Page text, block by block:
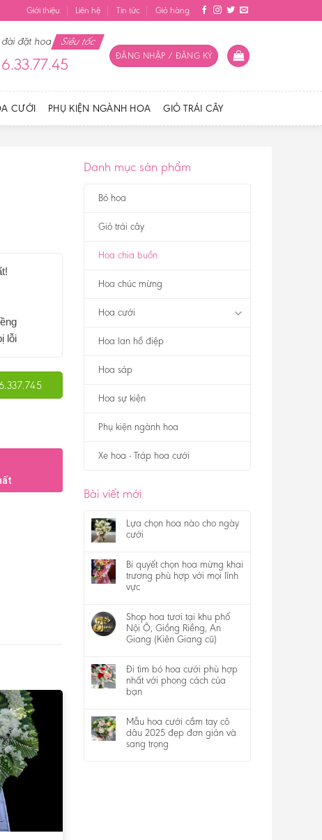
Giới thiệu Liên hệ Tin tức Giỏ hàng
đài đặt hoa Siêu tốc
ĐĂNG NHẬP / ĐĂNG KÝ
CƯỚI PHỤ KIỆN NGÀNH HOA GIỎ TRÁI CÂY
Danh mục sản phẩm
Bó hoa
Giỏ trái cây
Hoa chia buồn
Hoa chúc mừng
Hoa cưới
Hoa lan hồ điệp
Hoa sáp
Hoa sự kiện
Phụ kiện ngành hoa
Xe hoa - Tráp hoa cưới
Bài viết mới
Lựa chọn hoa nào cho ngày
cưới
Bí quyết chọn hoa mừng khai
trương phù hợp với mọi lĩnh
vực
Shop hoa tươi tại khu phố
Nội Ô, Giồng Riềng, An
Giang (Kiên Giang cũ)
Đi tìm bó hoa cưới phù hợp
nhất với phong cách của
bạn
Mẫu hoa cưới cầm tay cô
dâu 2025 đẹp đơn giản và
sang trọng
lỗi